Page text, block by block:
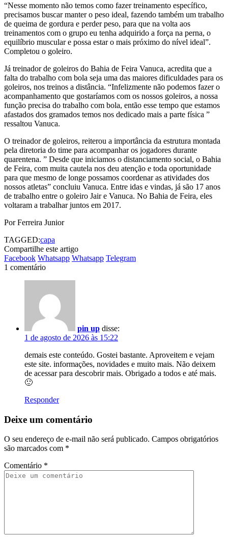
“Nesse momento não temos como fazer treinamento específico,
precisamos buscar manter o peso ideal, fazendo também um trabalho
de queima de gordura e perder peso, para que na volta aos
treinamentos com o grupo eu tenha adquirido a força na perna, o
equilíbrio muscular e possa estar o mais próximo do nível ideal”.
Completou o goleiro.
Já treinador de goleiros do Bahia de Feira Vanuca, acredita que a
falta do trabalho com bola seja uma das maiores dificuldades para os
goleiros, nos treinos a distância. “Infelizmente não podemos fazer o
acompanhamento que gostaríamos com os nossos goleiros, a nossa
função precisa do trabalho com bola, então esse tempo que estamos
afastados dos gramados temos nos dedicado mais a parte física ”
ressaltou Vanuca.
O treinador de goleiros, reiterou a importância da estrutura montada
pela diretoria do time para acompanhar os jogadores durante
quarentena. ” Desde que iniciamos o distanciamento social, o Bahia
de Feira, com muita cautela nos deu atenção e toda oportunidade
para que mesmo de longe possamos coordenar as atividades dos
nossos atletas” concluiu Vanuca. Entre idas e vindas, já são 17 anos
de trabalho entre o goleiro Jair e Vanuca. No Bahia de Feira, eles
voltaram a trabalhar juntos em 2017.
Por Ferreira Junior
TAGGED:capa
Compartilhe este artigo
Facebook Whatsapp Whatsapp Telegram
1 comentário
pin up disse:
1 de agosto de 2026 às 15:22
demais este conteúdo. Gostei bastante. Aproveitem e vejam
este site. informações, novidades e muito mais. Não deixem
de acessar para descobrir mais. Obrigado a todos e até mais.
🙂
Responder
Deixe um comentário
O seu endereço de e-mail não será publicado. Campos obrigatórios
são marcados com *
Comentário *